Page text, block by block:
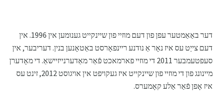
דער באַאַמטער עפן פון דעם מוזיי פון שיינקייט גענומען אין 1996. אין
דעם צייַט עס איז נאָר אַ נודנע ריינפאָרסט באַטאָנען בנין. דעריבער, אין
סעפטעמבער 2011 די מוזיי פארמאכט פֿאַר מאַדערנייזיישאַ. די מאָדערן
מיינונג פון די מוזיי פון שיינקייט איז געקויפט אין אויגוסט 2012, זינט עס
איז אָפן פֿאַר אַלע קאָמערס.